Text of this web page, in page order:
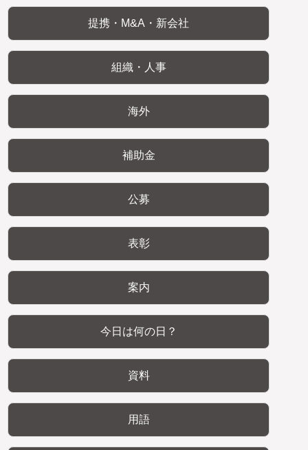
提携・M&A・新会社
組織・人事
海外
補助金
公募
表彰
案内
今日は何の日？
資料
用語